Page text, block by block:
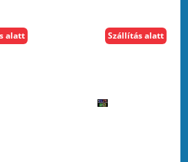
alatt Szállítás alatt